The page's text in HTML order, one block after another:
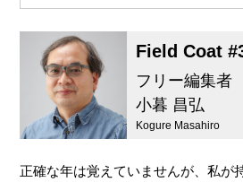
Field Coat
フリー編集者
小暮 昌弘
Kogure Masahiro
正確な年は覚えていませんが、私が